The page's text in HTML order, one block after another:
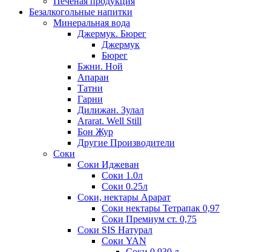
Безалкогольные напитки
Минеральная вода
Джермук. Бюрег
Джермук
Бюрег
Бжни. Ной
Апаран
Татни
Гарни
Дилижан. Зулал
Ararat. Well Still
Бон Жур
Другие Производители
Соки
Соки Иджеван
Соки 1.0л
Соки 0.25л
Соки, нектары Арарат
Соки нектары Тетрапак 0,97
Соки Премиум ст. 0,75
Соки SIS Натурал
Соки YAN